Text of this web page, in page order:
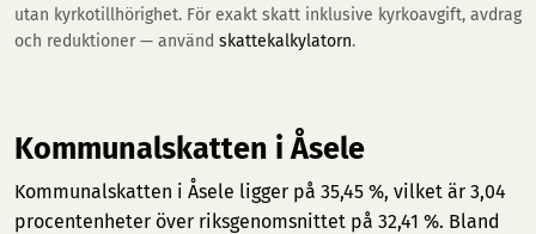
utan kyrkotillhörighet. För exakt skatt inklusive kyrkoavgift, avdrag
och reduktioner — använd skattekalkylatorn.
Kommunalskatten i Åsele
Kommunalskatten i Åsele ligger på 35,45 %, vilket är 3,04
procentenheter över riksgenomsnittet på 32,41 %. Bland